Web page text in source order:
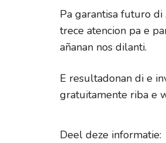
Pa garantisa futuro di
trece atencion pa e
añanan nos dilanti.
E resultadonan di e
gratuitamente riba e
Deel deze informatie: